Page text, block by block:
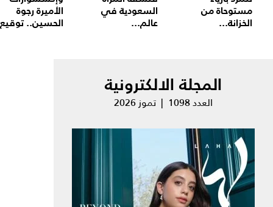
مستوحاة من
الخزانة...
السعودية في
عالم...
الأميرة رجوة
الحسين..
المجلة الالكترونية
العدد 1098 | تموز 2026